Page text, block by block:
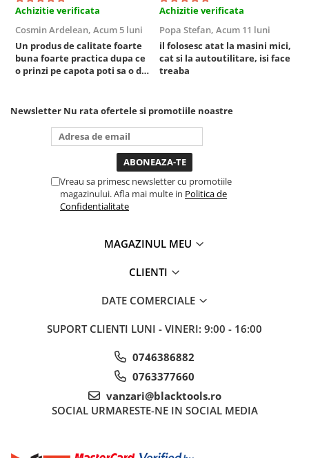
Scule speciale
Diagnoza si masurari
Injectoare
Motor
Sistem directie
Sistem Vibro-Power
Sisteme de ridicare si sustinere
Capre Auto
Cricuri Hidraulice
Masini de dejantat roti
Piese de schimb
Achizitie verificata
Cosmin Ardelean, Acum 5 luni
Un produs de calitate foarte
buna foarte practica dupa ce
o prinzi pe capota poti sa o dai
puternica si de la baterie care
tine destul de mult dar daca o
bagi la priza nu mai ai treaba
toata ziua ,ce...
Achizitie verificata
Popa Stefan, Acum 11 luni
il folosesc atat la masini mici,
cat si la autoutilitare, isi face
treaba
Newsletter Nu rata ofertele si promotiile noastre
Vreau sa primesc newsletter cu promotiile
magazinului. Afla mai multe in Politica de
Confidentialitate
MAGAZINUL MEU
CLIENTI
DATE COMERCIALE
SUPORT CLIENTI LUNI - VINERI: 9:00 - 16:00
0746386882
0763377660
vanzari@blacktools.ro
SOCIAL URMARESTE-NE IN SOCIAL MEDIA